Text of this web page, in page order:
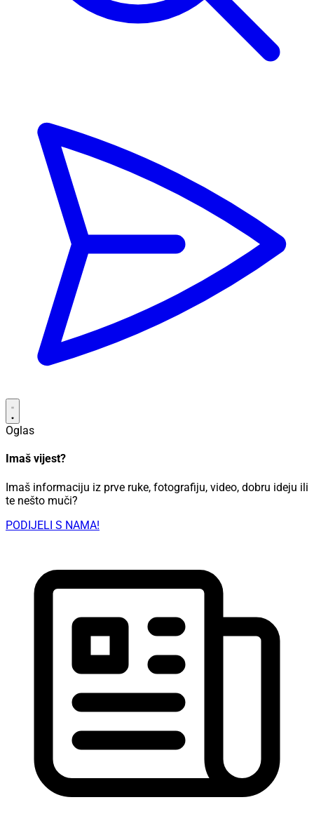
Oglas
Imaš vijest?
Imaš informaciju iz prve ruke, fotografiju, video, dobru ideju ili
te nešto muči?
PODIJELI S NAMA!